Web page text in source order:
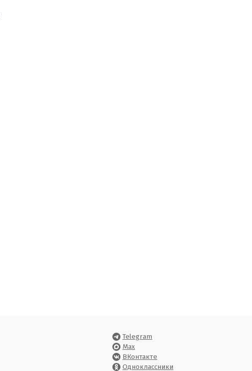
Telegram
Max
ВКонтакте
Одноклассники